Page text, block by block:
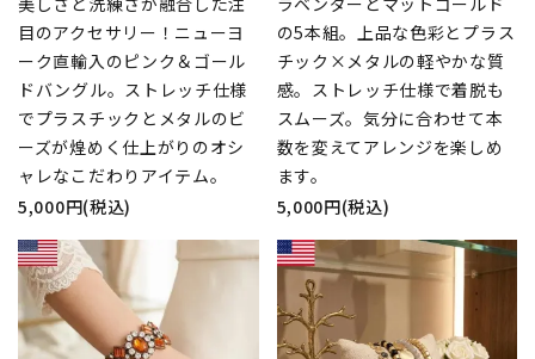
目のアクセサリー！ニューヨ
ーク直輸入のピンク＆ゴール
ドバングル。ストレッチ仕様
でプラスチックとメタルのビ
ーズが煌めく仕上がりのオシ
ャレなこだわりアイテム。
5,000円(税込)
の5本組。上品な色彩とプラス
チック×メタルの軽やかな質
感。ストレッチ仕様で着脱も
スムーズ。気分に合わせて本
数を変えてアレンジを楽しめ
ます。
5,000円(税込)